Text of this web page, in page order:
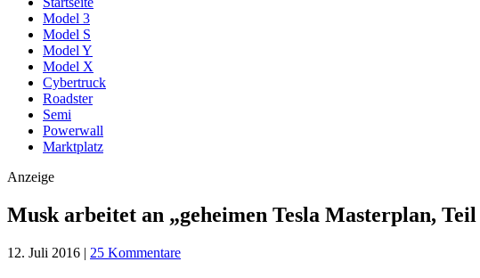
Model 3
Model S
Model Y
Model X
Cybertruck
Roadster
Semi
Powerwall
Marktplatz
Anzeige
Musk arbeitet an „geheimen Tesla Masterplan, Teil
12. Juli 2016 | 25 Kommentare